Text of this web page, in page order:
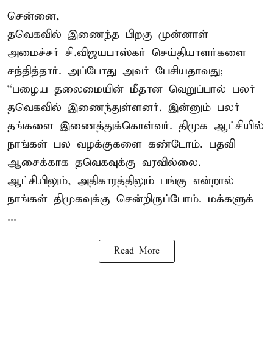
சென்னை,
தவெகவில் இணைந்த பிறகு முன்னாள்
அமைச்சர் சி.விஜயபாஸ்கர் செய்தியாளர்களை
சந்தித்தார். அப்போது அவர் பேசியதாவது;
“பழைய தலைமையின் மீதான வெறுப்பால் பலர்
தவெகவில் இணைந்துள்ளனர். இன்னும் பலர்
தங்களை இணைத்துக்கொள்வர். திமுக ஆட்சியில்
நாங்கள் பல வழக்குகளை கண்டோம். பதவி
ஆசைக்காக தவெகவுக்கு வரவில்லை.
ஆட்சியிலும், அதிகாரத்திலும் பங்கு என்றால்
நாங்கள் திமுகவுக்கு சென்றிருப்போம். மக்களுக்
...
Read More